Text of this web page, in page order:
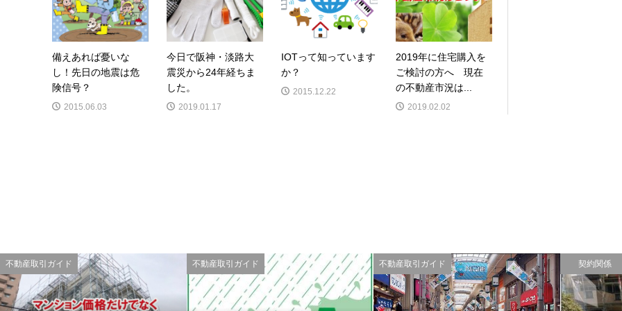
備えあれば憂いな
し！先日の地震は危
険信号？
2015.06.03
今日で阪神・淡路大
震災から24年経ちま
した。
2019.01.17
IOTって知っています
か？
2015.12.22
2019年に住宅購入を
ご検討の方へ 現在
の不動産市況は...
2019.02.02
不動産取引ガイド 不動産取引ガイド 不動産取引ガイド 契約関係